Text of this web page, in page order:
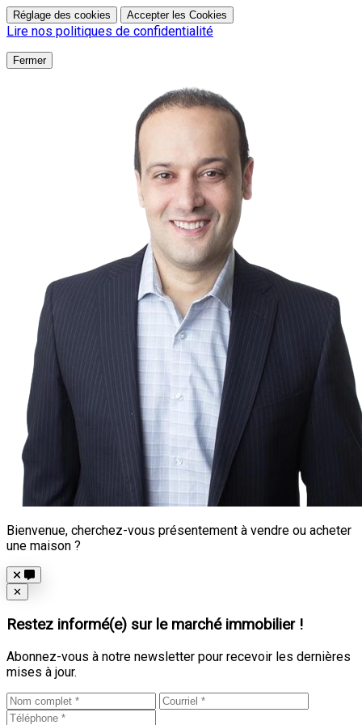
Réglage des cookies Accepter les Cookies
Lire nos politiques de confidentialité
Fermer
Bienvenue, cherchez-vous présentement à vendre ou acheter
une maison ?
Close
✕
Restez informé(e) sur le marché immobilier !
Abonnez-vous à notre newsletter pour recevoir les dernières
mises à jour.